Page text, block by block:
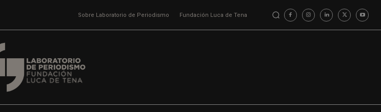
Sobre Laboratorio de Periodismo Fundación Luca de Tena